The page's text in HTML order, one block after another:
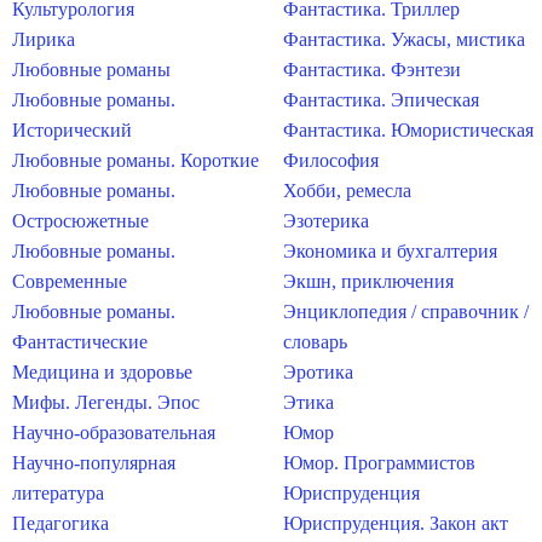
Культурология
Лирика
Любовные романы
Любовные романы.
Исторический
Любовные романы. Короткие
Любовные романы.
Остросюжетные
Любовные романы.
Современные
Любовные романы.
Фантастические
Медицина и здоровье
Мифы. Легенды. Эпос
Научно-образовательная
Научно-популярная
литература
Педагогика
Фантастика. Триллер
Фантастика. Ужасы, мистика
Фантастика. Фэнтези
Фантастика. Эпическая
Фантастика. Юмористическая
Философия
Хобби, ремесла
Эзотерика
Экономика и бухгалтерия
Экшн, приключения
Энциклопедия / справочник /
словарь
Эротика
Этика
Юмор
Юмор. Программистов
Юриспруденция
Юриспруденция. Закон акт